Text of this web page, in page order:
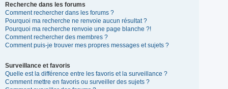
Recherche dans les forums
Comment rechercher dans les forums ?
Pourquoi ma recherche ne renvoie aucun résultat ?
Pourquoi ma recherche renvoie une page blanche ?!
Comment rechercher des membres ?
Comment puis-je trouver mes propres messages et sujets ?
Surveillance et favoris
Quelle est la différence entre les favoris et la surveillance ?
Comment mettre en favoris ou surveiller des sujets ?